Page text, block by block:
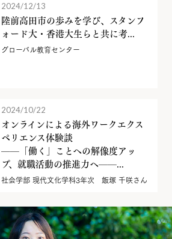
2024/12/13
陸前高田市の歩みを学び、スタンフ
ォード大・香港大生らと共に考...
グローバル教育センター
2024/10/22
オンラインによる海外ワークエクス
ペリエンス体験談
——「働く」ことへの解像度アッ
プ、就職活動の推進力へ——...
社会学部 現代文化学科3年次 飯塚 千咲さん